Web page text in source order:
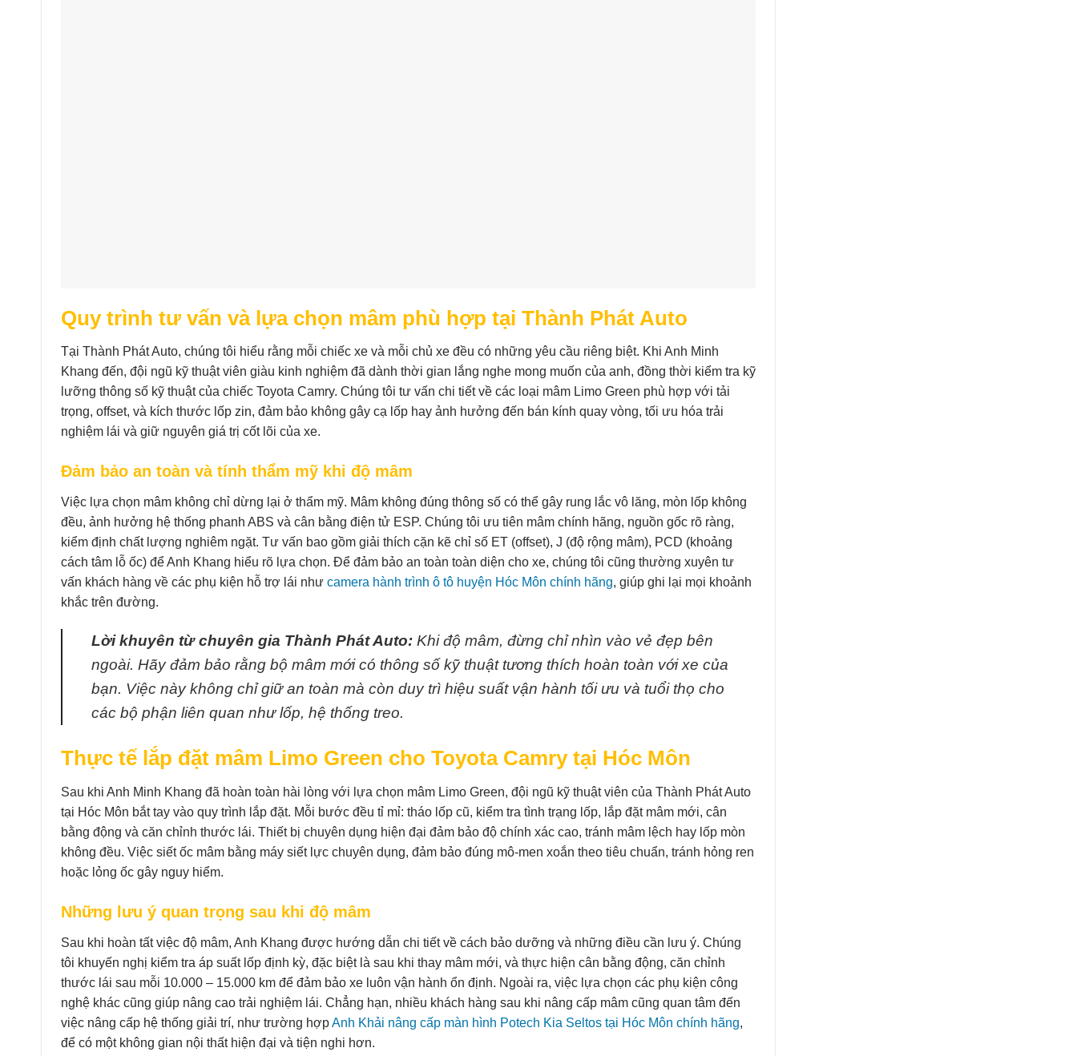
Quy trình tư vấn và lựa chọn mâm phù hợp tại Thành Phát Auto
Tại Thành Phát Auto, chúng tôi hiểu rằng mỗi chiếc xe và mỗi chủ xe đều có những yêu cầu riêng biệt. Khi Anh Minh
Khang đến, đội ngũ kỹ thuật viên giàu kinh nghiệm đã dành thời gian lắng nghe mong muốn của anh, đồng thời kiểm tra kỹ
lưỡng thông số kỹ thuật của chiếc Toyota Camry. Chúng tôi tư vấn chi tiết về các loại mâm Limo Green phù hợp với tải
trọng, offset, và kích thước lốp zin, đảm bảo không gây cạ lốp hay ảnh hưởng đến bán kính quay vòng, tối ưu hóa trải
nghiệm lái và giữ nguyên giá trị cốt lõi của xe.
Đảm bảo an toàn và tính thẩm mỹ khi độ mâm
Việc lựa chọn mâm không chỉ dừng lại ở thẩm mỹ. Mâm không đúng thông số có thể gây rung lắc vô lăng, mòn lốp không
đều, ảnh hưởng hệ thống phanh ABS và cân bằng điện tử ESP. Chúng tôi ưu tiên mâm chính hãng, nguồn gốc rõ ràng,
kiểm định chất lượng nghiêm ngặt. Tư vấn bao gồm giải thích cặn kẽ chỉ số ET (offset), J (độ rộng mâm), PCD (khoảng
cách tâm lỗ ốc) để Anh Khang hiểu rõ lựa chọn. Để đảm bảo an toàn toàn diện cho xe, chúng tôi cũng thường xuyên tư
vấn khách hàng về các phụ kiện hỗ trợ lái như camera hành trình ô tô huyện Hóc Môn chính hãng, giúp ghi lại mọi khoảnh
khắc trên đường.
Lời khuyên từ chuyên gia Thành Phát Auto: Khi độ mâm, đừng chỉ nhìn vào vẻ đẹp bên
ngoài. Hãy đảm bảo rằng bộ mâm mới có thông số kỹ thuật tương thích hoàn toàn với xe của
bạn. Việc này không chỉ giữ an toàn mà còn duy trì hiệu suất vận hành tối ưu và tuổi thọ cho
các bộ phận liên quan như lốp, hệ thống treo.
Thực tế lắp đặt mâm Limo Green cho Toyota Camry tại Hóc Môn
Sau khi Anh Minh Khang đã hoàn toàn hài lòng với lựa chọn mâm Limo Green, đội ngũ kỹ thuật viên của Thành Phát Auto
tại Hóc Môn bắt tay vào quy trình lắp đặt. Mỗi bước đều tỉ mỉ: tháo lốp cũ, kiểm tra tình trạng lốp, lắp đặt mâm mới, cân
bằng động và căn chỉnh thước lái. Thiết bị chuyên dụng hiện đại đảm bảo độ chính xác cao, tránh mâm lệch hay lốp mòn
không đều. Việc siết ốc mâm bằng máy siết lực chuyên dụng, đảm bảo đúng mô-men xoắn theo tiêu chuẩn, tránh hỏng ren
hoặc lỏng ốc gây nguy hiểm.
Những lưu ý quan trọng sau khi độ mâm
Sau khi hoàn tất việc độ mâm, Anh Khang được hướng dẫn chi tiết về cách bảo dưỡng và những điều cần lưu ý. Chúng
tôi khuyến nghị kiểm tra áp suất lốp định kỳ, đặc biệt là sau khi thay mâm mới, và thực hiện cân bằng động, căn chỉnh
thước lái sau mỗi 10.000 – 15.000 km để đảm bảo xe luôn vận hành ổn định. Ngoài ra, việc lựa chọn các phụ kiện công
nghệ khác cũng giúp nâng cao trải nghiệm lái. Chẳng hạn, nhiều khách hàng sau khi nâng cấp mâm cũng quan tâm đến
việc nâng cấp hệ thống giải trí, như trường hợpAnh Khải nâng cấp màn hình Potech Kia Seltos tại Hóc Môn chính hãng,
để có một không gian nội thất hiện đại và tiện nghi hơn.